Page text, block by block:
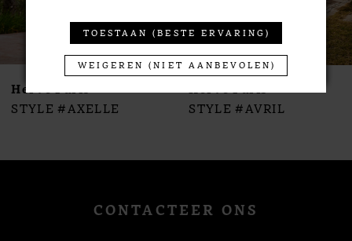
10
11
12
14
Herve Paris
STYLE #AXELLE
Herve Paris
STYLE #AVRIL
CONTACTEER ONS
TOESTAAN (BESTE ERVARING)
WEIGEREN (NIET AANBEVOLEN)